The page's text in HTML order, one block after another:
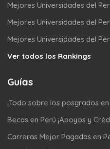
Mejores Universidades del
Mejores Universidades del
Mejores Universidades del
Ver todos los Rankings
Guías
¡Todo sobre los posgrados
Becas en Perú ¡Apoyos y
Carreras Mejor Pagadas en